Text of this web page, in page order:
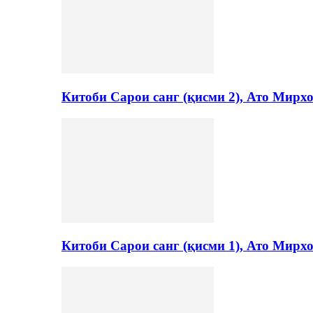
Китоби Сарои санг (қисми 2), Ато
Китоби Сарои санг (қисми 1), Ато